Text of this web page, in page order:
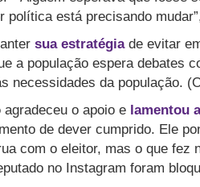
política está precisando
sua estratégiade evitar
a população espera debates
necessidades da população.
agradeceu o apoio e lamentou
de dever cumprido. Ele
com o eleitor, mas o que fez
no Instagram foram